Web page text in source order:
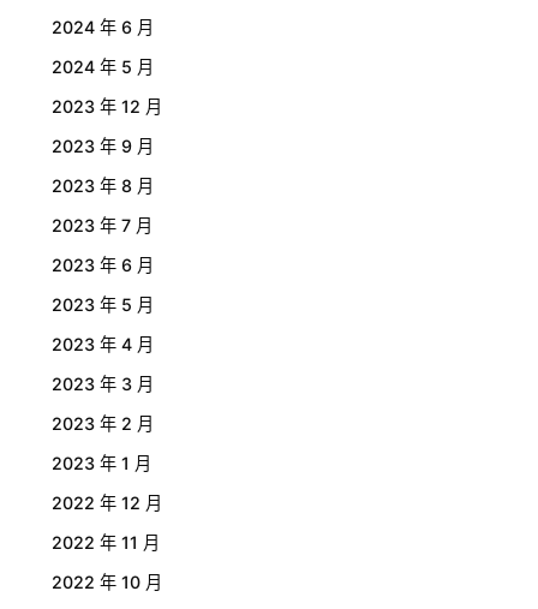
2024 年 6 月
2024 年 5 月
2023 年 12 月
2023 年 9 月
2023 年 8 月
2023 年 7 月
2023 年 6 月
2023 年 5 月
2023 年 4 月
2023 年 3 月
2023 年 2 月
2023 年 1 月
2022 年 12 月
2022 年 11 月
2022 年 10 月